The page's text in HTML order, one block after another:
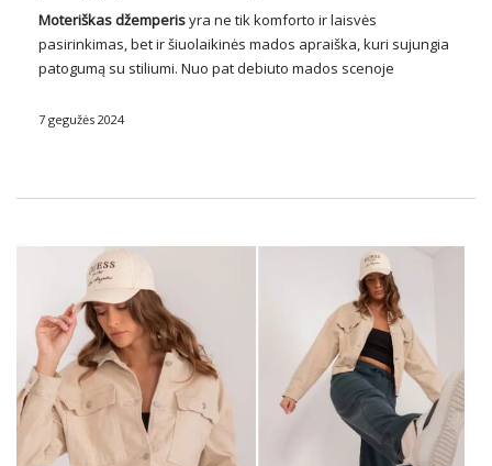
Moteriškas džemperisyra ne tik komforto ir laisvės
pasirinkimas, bet ir šiuolaikinės mados apraiška, kuri sujungia
patogumą su stiliumi. Nuo pat debiuto mados scenoje
pasaulyje, tapdama neatsiejama kasdienės išvaizdos dalimi. Ji
7 gegužės 2024